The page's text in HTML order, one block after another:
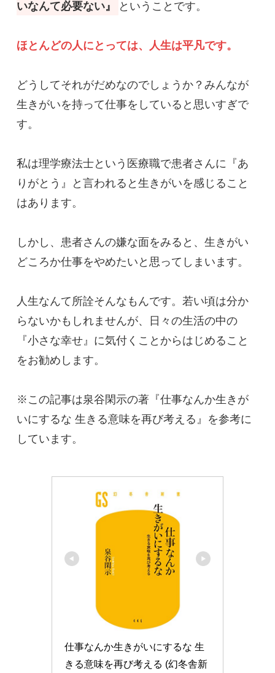
いなんて必要ない』 ということです。
ほとんどの人にとっては、人生は平凡です。
どうしてそれがだめなのでしょうか？みんなが
生きがいを持って仕事をしていると思いすぎで
す。
私は理学療法士という医療職で患者さんに『あ
りがとう』と言われると生きがいを感じること
はあります。
しかし、患者さんの嫌な面をみると、生きがい
どころか仕事をやめたいと思ってしまいます。
人生なんて所詮そんなもんです。若い頃は分か
らないかもしれませんが、日々の生活の中の
『小さな幸せ』に気付くことからはじめること
をお勧めします。
※この記事は泉谷閑示の著『仕事なんか生きが
いにするな 生きる意味を再び考える』を参考に
しています。
仕事なんか生きがいにするな 生
きる意味を再び考える (幻冬舎新